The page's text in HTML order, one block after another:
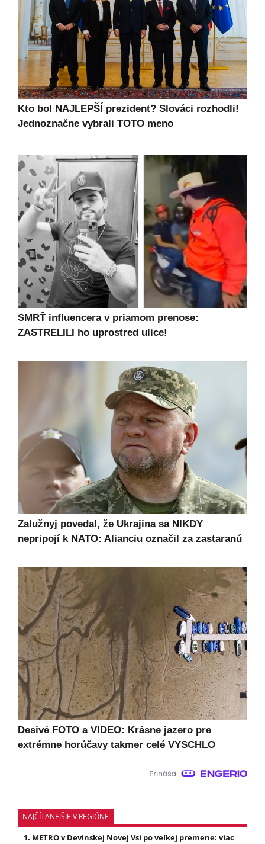
Kto bol NAJLEPŠÍ prezident? Slováci rozhodli!
Jednoznačne vybrali TOTO meno
SMRŤ influencera v priamom prenose:
ZASTRELILI ho uprostred ulice!
Zalužnyj povedal, že Ukrajina sa NIKDY
nepripojí k NATO: Alianciu označil za zastaranú
Desivé FOTO a VIDEO: Krásne jazero pre
extrémne horúčavy takmer celé VYSCHLO
NAJČÍTANEJŠIE V REGIÓNE
METRO v Devínskej Novej Vsi po veľkej premene: viac